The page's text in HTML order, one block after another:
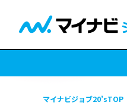
マイナビジョブ20’sTOP